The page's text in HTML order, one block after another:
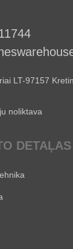
LT-97157
noliktava
DETAĻAS